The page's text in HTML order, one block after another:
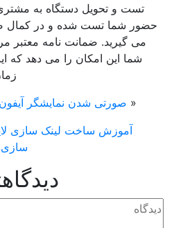
و تحویل دستگاه به مشتری است.
شما تست شده و در کمال صحت و
گیرید. ضمانت نامه معتبر مرکز
شما این امکان را می دهد که ایرادات
زمان
صورتی شدن نمایشگر آیفون ۱۳ اپل نرم افزاری است
سازی پی بی